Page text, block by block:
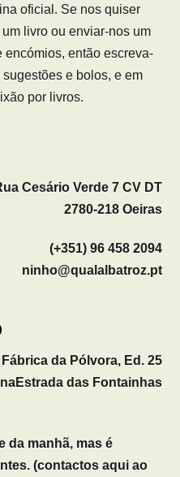
oficial. Se nos quiser
livro ou enviar-nos um
encómios, então escreva-
e bolos, e em
por livros.
Cesário Verde 7 CV DT
2780-218 Oeiras
(+351) 96 458 2094
ninho@qualalbatroz.pt
Fábrica da Pólvora, Ed. 25
Estrada das Fontainhas
da manhã, mas é
(contactos aqui ao